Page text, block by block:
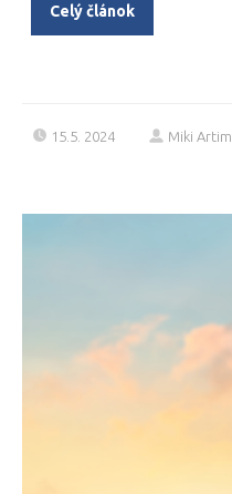
Celý článok
15.5. 2024 Miki Artim